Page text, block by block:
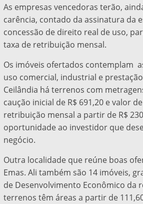
As empresas vencedoras terão,
carência, contado da assinatura da
concessão de direito real de uso,
taxa de retribuição mensal.
Os imóveis ofertados contemplam
uso comercial, industrial e
Ceilândia há terrenos com
caução inicial de R$ 691,20 e valor
retribuição mensal a partir de R$
oportunidade ao investidor que
negócio.
Outra localidade que reúne boas
Emas. Ali também são 14 imóveis,
de Desenvolvimento Econômico da
terrenos têm áreas a partir de